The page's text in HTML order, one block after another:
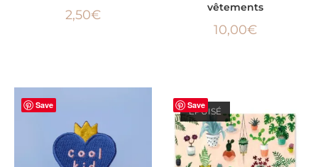
2,50€
vêtements
10,00€
Save Save
ÉPUISÉ